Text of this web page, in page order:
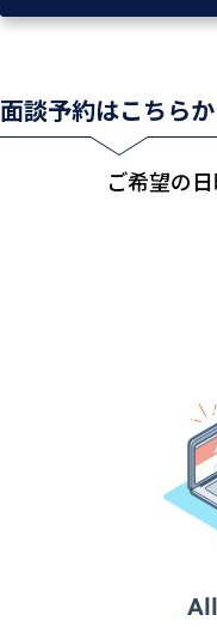
面談予約はこちら
ご希望の